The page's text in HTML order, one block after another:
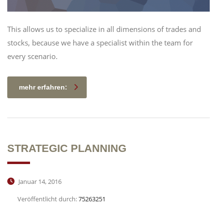
This allows us to specialize in all dimensions of trades and
stocks, because we have a specialist within the team for
every scenario.
mehr erfahren:
STRATEGIC PLANNING
Januar 14, 2016
Veröffentlicht durch:75263251